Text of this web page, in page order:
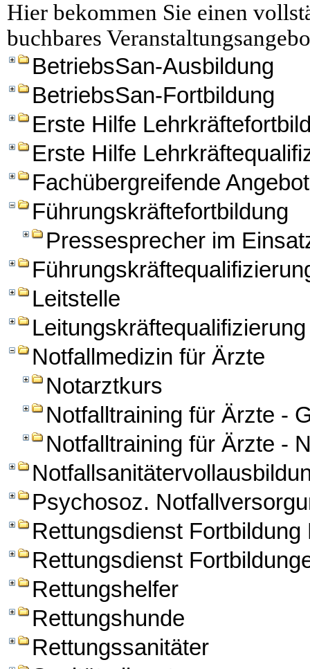
Hier bekommen Sie einen
buchbares
BetriebsSan-Ausbildung
BetriebsSan-Fortbildung
Erste Hilfe
Erste Hilfe
Fachübergreifende
Führungskräftefortbildung
Pressesprecher im
Leitstelle
Leitungskräftequalifizierung
Notfallmedizin für Ärzte
Notarztkurs
Notfalltraining für Ärzte -
Notfalltraining für Ärzte -
Psychosoz.
Rettungsdienst Fortbildung
Rettungsdienst
Rettungshelfer
Rettungshunde
Rettungssanitäter